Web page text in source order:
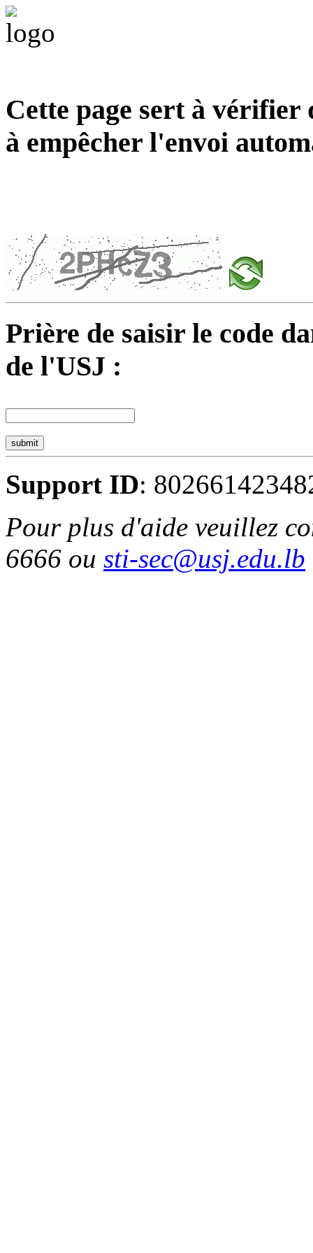
Cette page sert à vérifier
à empêcher l'envoi
Prière de saisir le code
de l'USJ :
submit
Support ID:
Pour plus d'aide veuillez
6666 ou sti-sec@usj.edu.lb